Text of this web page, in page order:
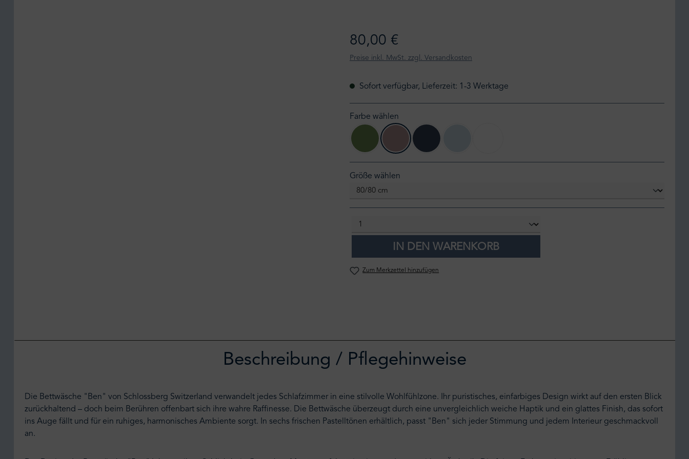
80,00 €
Preise inkl. MwSt. zzgl. Versandkosten
Sofort verfügbar, Lieferzeit: 1-3 Werktage
Farbe wählen
leaf mauve
Größe wählen
IN DEN WARENKORB
Zum Merkzettel hinzufügen
Beschreibung / Pflegehinweise
Die Bettwäsche "Ben" von Schlossberg Switzerland verwandelt jedes Schlafzimmer in eine stilvolle Wohlfühlzone. Ihr puristisches, einfarbiges Design wirkt auf den ersten Blick
zurückhaltend – doch beim Berühren offenbart sich ihre wahre Raffinesse. Die Bettwäsche überzeugt durch eine unvergleichlich weiche Haptik und ein glattes Finish, das sofort
ins Auge fällt und für ein ruhiges, harmonisches Ambiente sorgt. In sechs frischen Pastelltönen erhältlich, passt "Ben" sich jeder Stimmung und jedem Interieur geschmackvoll
an.